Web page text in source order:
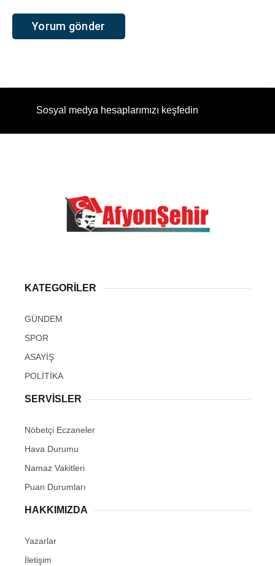
Sosyal medya hesaplarımızı keşfedin
KATEGORİLER
GÜNDEM
SPOR
ASAYİŞ
POLİTİKA
SERVİSLER
Nöbetçi Eczaneler
Hava Durumu
Namaz Vakitleri
Puan Durumları
HAKKIMIZDA
Yazarlar
İletişim